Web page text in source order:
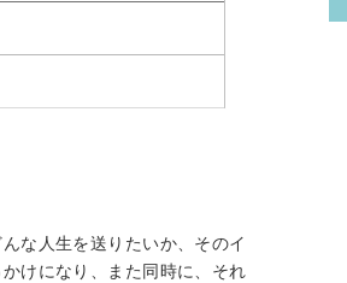
な人生を送りたいか、そのイ
けになり、また同時に、それ